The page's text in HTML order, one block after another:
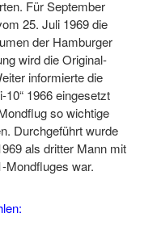
Für September
25. Juli 1969 die
der Hamburger
wird die Original-
informierte die
10“ 1966 eingesetzt
so wichtige
Durchgeführt wurde
als dritter Mann mit
Mondfluges war.